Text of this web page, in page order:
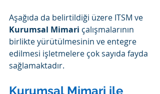
Aşağıda da belirtildiği üzere ITSM ve
Kurumsal Mimari çalışmalarının
birlikte yürütülmesinin ve entegre
edilmesi işletmelere çok sayıda fayda
sağlamaktadır.
Kurumsal Mimari ile